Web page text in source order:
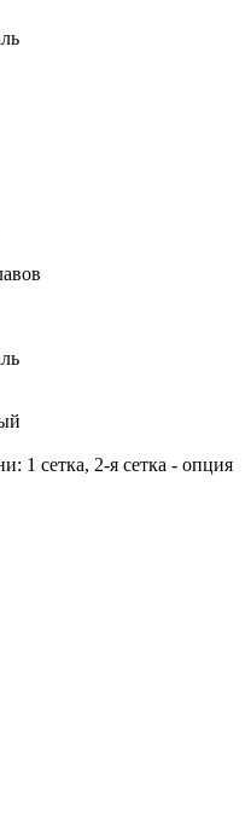
1 сетка, 2-я сетка - опция